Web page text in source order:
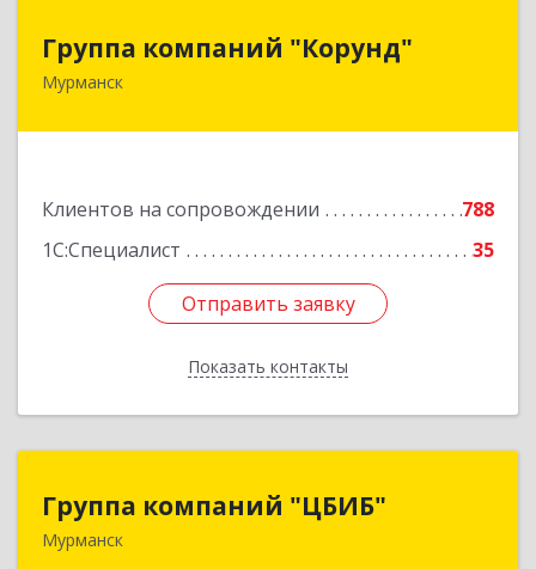
Группа компаний "Корунд"
Мурманск
Клиентов на сопровождении
788
1С:Специалист
35
Отправить заявку
Показать контакты
Группа компаний "Корунд"
183025, Мурманская обл, Мурманск г, Тарана
Отправить заявку
Назад
Группа компаний "ЦБИБ"
Мурманск
Группа компаний "ЦБИБ"
183010, Мурманская обл, Мурманск г, Кирова